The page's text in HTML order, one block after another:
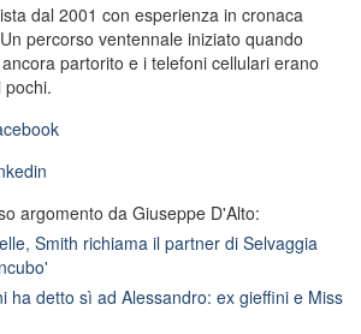
dal 2001 con esperienza in cronaca
percorso ventennale iniziato quando
partorito e i telefoni cellulari erano
pochi.
argomento da Giuseppe D'Alto:
Smith richiama il partner di Selvaggia
ha detto sì ad Alessandro: ex gieffini e Miss